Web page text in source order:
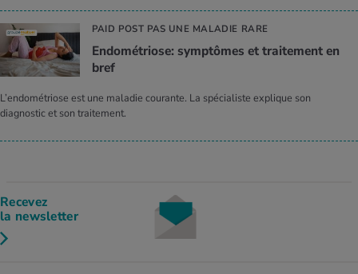
PAID POST PAS UNE MALADIE RARE
Endométriose: symptômes et traitement en
bref
L’endométriose est une maladie courante. La spécialiste explique son
diagnostic et son traitement.
Recevez
la newsletter